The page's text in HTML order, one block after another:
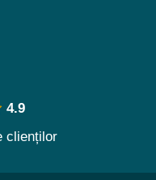
4.9
clienților